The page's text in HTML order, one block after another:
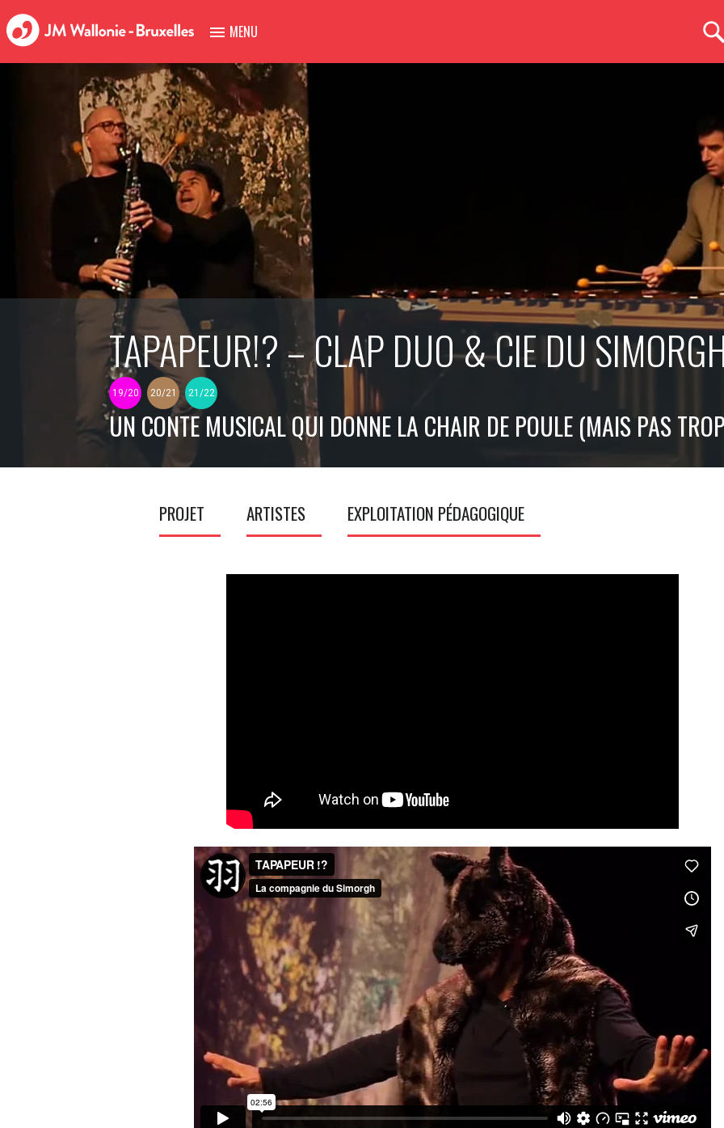
MENU
TAPAPEUR!? – CLAP DUO & CIE DU
19/20 20/21 21/22
UN CONTE MUSICAL QUI DONNE LA CHAIR DE POULE (MAIS PAS
PROJET ARTISTES EXPLOITATION PÉDAGOGIQUE